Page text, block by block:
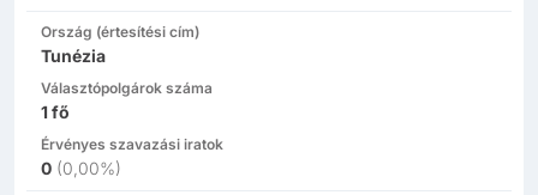
Ország (értesítési cím)
Tunézia
Választópolgárok száma
1fő
Érvényes szavazási iratok
0 (0,00%)